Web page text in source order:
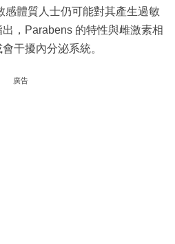
感體質人士仍可能對其產生過敏
，Parabens 的特性與雌激素相
干擾內分泌系統。
廣告